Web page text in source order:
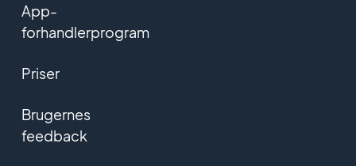
App-
forhandlerprogram
Priser
Brugernes
feedback